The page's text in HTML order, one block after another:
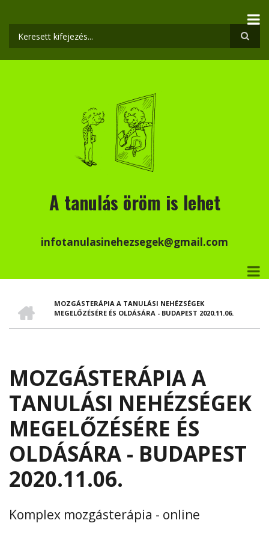
tartalomra
Keresés
A tanulás öröm is lehet
infotanulasinehezsegek@gmail.com
MORZSAMOZGÁSTERÁPIA A TANULÁSI NEHÉZSÉGEK
MEGELŐZÉSÉRE ÉS OLDÁSÁRA - BUDAPEST 2020.11.06.
MOZGÁSTERÁPIA A
TANULÁSI NEHÉZSÉGEK
MEGELŐZÉSÉRE ÉS
OLDÁSÁRA - BUDAPEST
2020.11.06.
Komplex mozgásterápia - online